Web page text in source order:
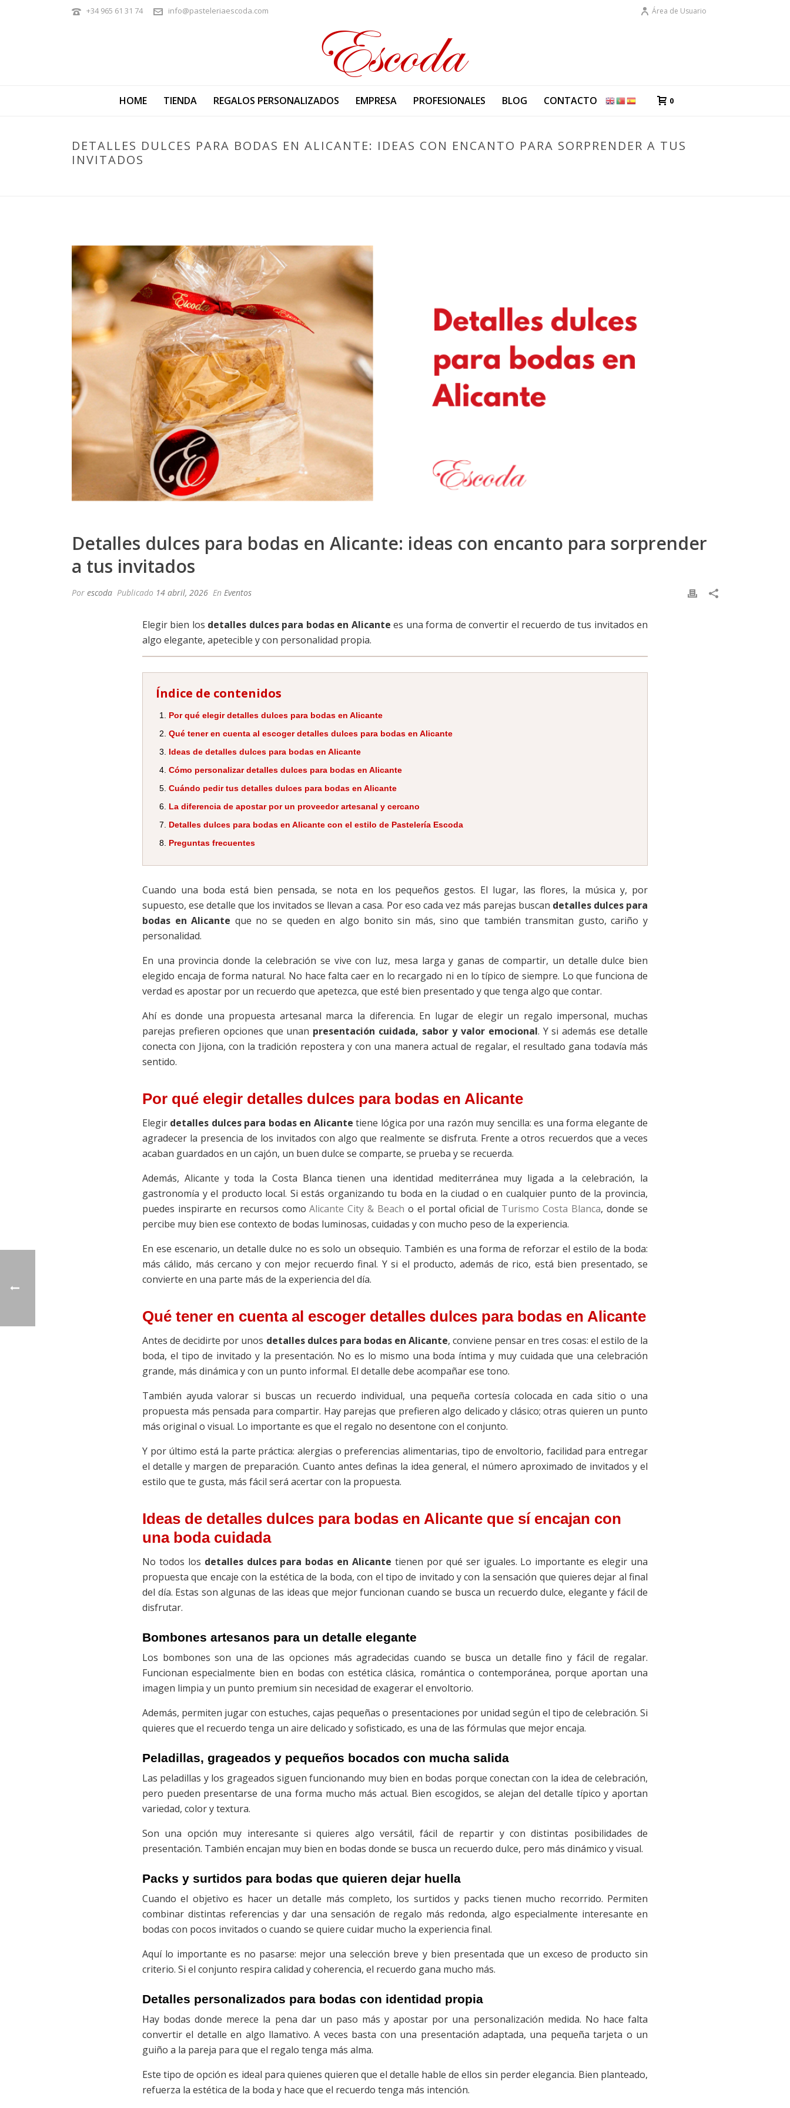
+34 965 61 31 74 info@pasteleriaescoda.com Área de Usuario
HOME TIENDA REGALOS PERSONALIZADOS EMPRESA PROFESIONALES BLOG CONTACTO 0
DETALLES DULCES PARA BODAS EN ALICANTE: IDEAS CON ENCANTO PARA SORPRENDER A TUS
INVITADOS
Detalles dulces para bodas en Alicante: ideas con encanto para sorprender
a tus invitados
Por escoda Publicado 14 abril, 2026 En Eventos
Elegir bien los detalles dulces para bodas en Alicante es una forma de convertir el recuerdo de tus invitados en
algo elegante, apetecible y con personalidad propia.
Índice de contenidos
Por qué elegir detalles dulces para bodas en Alicante
Qué tener en cuenta al escoger detalles dulces para bodas en Alicante
Ideas de detalles dulces para bodas en Alicante
Cómo personalizar detalles dulces para bodas en Alicante
Cuándo pedir tus detalles dulces para bodas en Alicante
La diferencia de apostar por un proveedor artesanal y cercano
Detalles dulces para bodas en Alicante con el estilo de Pastelería Escoda
Preguntas frecuentes
Cuando una boda está bien pensada, se nota en los pequeños gestos. El lugar, las flores, la música y, por
supuesto, ese detalle que los invitados se llevan a casa. Por eso cada vez más parejas buscan detalles dulces para
bodas en Alicante que no se queden en algo bonito sin más, sino que también transmitan gusto, cariño y
personalidad.
En una provincia donde la celebración se vive con luz, mesa larga y ganas de compartir, un detalle dulce bien
elegido encaja de forma natural. No hace falta caer en lo recargado ni en lo típico de siempre. Lo que funciona de
verdad es apostar por un recuerdo que apetezca, que esté bien presentado y que tenga algo que contar.
Ahí es donde una propuesta artesanal marca la diferencia. En lugar de elegir un regalo impersonal, muchas
parejas prefieren opciones que unan presentación cuidada, sabor y valor emocional. Y si además ese detalle
conecta con Jijona, con la tradición repostera y con una manera actual de regalar, el resultado gana todavía más
sentido.
Por qué elegir detalles dulces para bodas en Alicante
Elegir detalles dulces para bodas en Alicante tiene lógica por una razón muy sencilla: es una forma elegante de
agradecer la presencia de los invitados con algo que realmente se disfruta. Frente a otros recuerdos que a veces
acaban guardados en un cajón, un buen dulce se comparte, se prueba y se recuerda.
Además, Alicante y toda la Costa Blanca tienen una identidad mediterránea muy ligada a la celebración, la
gastronomía y el producto local. Si estás organizando tu boda en la ciudad o en cualquier punto de la provincia,
puedes inspirarte en recursos comoAlicante City & Beach o el portal oficial de Turismo Costa Blanca, donde se
percibe muy bien ese contexto de bodas luminosas, cuidadas y con mucho peso de la experiencia.
En ese escenario, un detalle dulce no es solo un obsequio. También es una forma de reforzar el estilo de la boda:
más cálido, más cercano y con mejor recuerdo final. Y si el producto, además de rico, está bien presentado, se
convierte en una parte más de la experiencia del día.
Qué tener en cuenta al escoger detalles dulces para bodas en Alicante
Antes de decidirte por unos detalles dulces para bodas en Alicante, conviene pensar en tres cosas: el estilo de la
boda, el tipo de invitado y la presentación. No es lo mismo una boda íntima y muy cuidada que una celebración
grande, más dinámica y con un punto informal. El detalle debe acompañar ese tono.
También ayuda valorar si buscas un recuerdo individual, una pequeña cortesía colocada en cada sitio o una
propuesta más pensada para compartir. Hay parejas que prefieren algo delicado y clásico; otras quieren un punto
más original o visual. Lo importante es que el regalo no desentone con el conjunto.
Y por último está la parte práctica: alergias o preferencias alimentarias, tipo de envoltorio, facilidad para entregar
el detalle y margen de preparación. Cuanto antes definas la idea general, el número aproximado de invitados y el
estilo que te gusta, más fácil será acertar con la propuesta.
Ideas de detalles dulces para bodas en Alicante que sí encajan con
una boda cuidada
No todos los detalles dulces para bodas en Alicante tienen por qué ser iguales. Lo importante es elegir una
propuesta que encaje con la estética de la boda, con el tipo de invitado y con la sensación que quieres dejar al final
del día. Estas son algunas de las ideas que mejor funcionan cuando se busca un recuerdo dulce, elegante y fácil de
disfrutar.
Bombones artesanos para un detalle elegante
Los bombones son una de las opciones más agradecidas cuando se busca un detalle fino y fácil de regalar.
Funcionan especialmente bien en bodas con estética clásica, romántica o contemporánea, porque aportan una
imagen limpia y un punto premium sin necesidad de exagerar el envoltorio.
Además, permiten jugar con estuches, cajas pequeñas o presentaciones por unidad según el tipo de celebración. Si
quieres que el recuerdo tenga un aire delicado y sofisticado, es una de las fórmulas que mejor encaja.
Peladillas, grageados y pequeños bocados con mucha salida
Las peladillas y los grageados siguen funcionando muy bien en bodas porque conectan con la idea de celebración,
pero pueden presentarse de una forma mucho más actual. Bien escogidos, se alejan del detalle típico y aportan
variedad, color y textura.
Son una opción muy interesante si quieres algo versátil, fácil de repartir y con distintas posibilidades de
presentación. También encajan muy bien en bodas donde se busca un recuerdo dulce, pero más dinámico y visual.
Packs y surtidos para bodas que quieren dejar huella
Cuando el objetivo es hacer un detalle más completo, los surtidos y packs tienen mucho recorrido. Permiten
combinar distintas referencias y dar una sensación de regalo más redonda, algo especialmente interesante en
bodas con pocos invitados o cuando se quiere cuidar mucho la experiencia final.
Aquí lo importante es no pasarse: mejor una selección breve y bien presentada que un exceso de producto sin
criterio. Si el conjunto respira calidad y coherencia, el recuerdo gana mucho más.
Detalles personalizados para bodas con identidad propia
Hay bodas donde merece la pena dar un paso más y apostar por una personalización medida. No hace falta
convertir el detalle en algo llamativo. A veces basta con una presentación adaptada, una pequeña tarjeta o un
guiño a la pareja para que el regalo tenga más alma.
Este tipo de opción es ideal para quienes quieren que el detalle hable de ellos sin perder elegancia. Bien planteado,
refuerza la estética de la boda y hace que el recuerdo tenga más intención.